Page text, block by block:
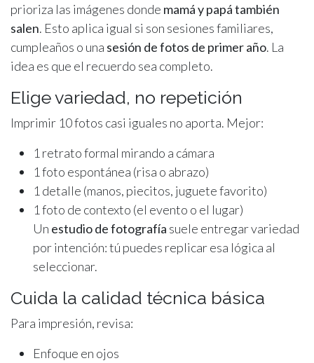
prioriza las imágenes donde mamá y papá también
salen. Esto aplica igual si son sesiones familiares,
cumpleaños o una sesión de fotos de primer año. La
idea es que el recuerdo sea completo.
Elige variedad, no repetición
Imprimir 10 fotos casi iguales no aporta. Mejor:
1 retrato formal mirando a cámara
1 foto espontánea (risa o abrazo)
1 detalle (manos, piecitos, juguete favorito)
1 foto de contexto (el evento o el lugar)
Un estudio de fotografía suele entregar variedad
por intención: tú puedes replicar esa lógica al
seleccionar.
Cuida la calidad técnica básica
Para impresión, revisa:
Enfoque en ojos